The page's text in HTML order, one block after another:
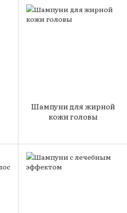
Шампуни для жирной
кожи головы